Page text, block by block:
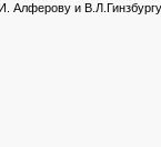
Алферову и